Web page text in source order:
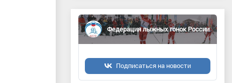
Федерация лыжных гонок России
Подписаться на новости